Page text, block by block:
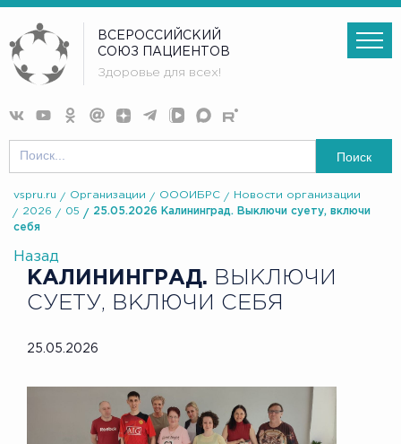
ВСЕРОССИЙСКИЙ
СОЮЗ ПАЦИЕНТОВ
Здоровье для всех!
Поиск
vspru.ru Организации ОООИБРС
Новости организации
2026
05
25.05.2026 Калининград. Выключи суету, включи
себя
Назад
КАЛИНИНГРАД. ВЫКЛЮЧИ
СУЕТУ, ВКЛЮЧИ СЕБЯ
25.05.2026